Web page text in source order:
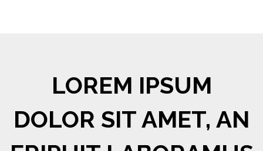
LOREM IPSUM
DOLOR SIT AMET, AN